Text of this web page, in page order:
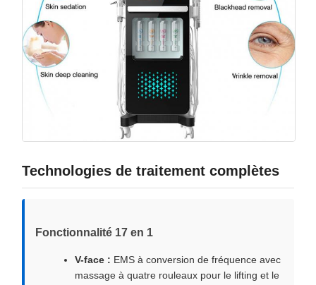
Technologies de traitement complètes
Fonctionnalité 17 en 1
V-face : EMS à conversion de fréquence avec
massage à quatre rouleaux pour le lifting et le